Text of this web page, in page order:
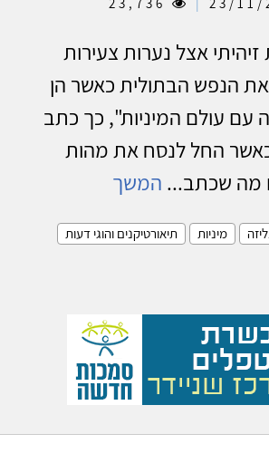
אצל נערות צעירות
הנפש הבתולית כאשר הן
עם עולם המיניות", כך כתב
ב-1895, כאשר החל לנסח את מהות
מה שכתב... המשך
מיניות
תיאורטיקנים והוגי דעות